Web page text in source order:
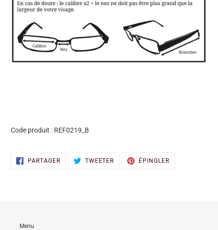
Code produit : REF0219_B
PARTAGERPARTAGER
SUR
TWEETER TWEETERÉPINGLER
Menu